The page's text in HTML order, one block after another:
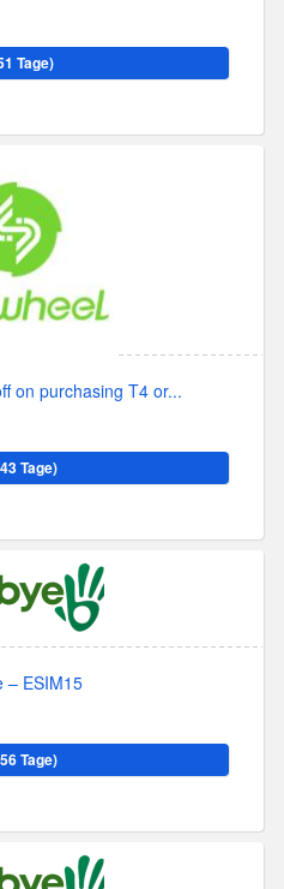
Tage)
on purchasing T4 or...
Tage)
– ESIM15
Tage)